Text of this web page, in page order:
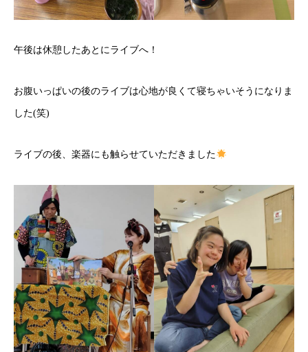
午後は休憩したあとにライブへ！
お腹いっぱいの後のライブは心地が良くて寝ちゃいそうになりま
した(笑)
ライブの後、楽器にも触らせていただきました